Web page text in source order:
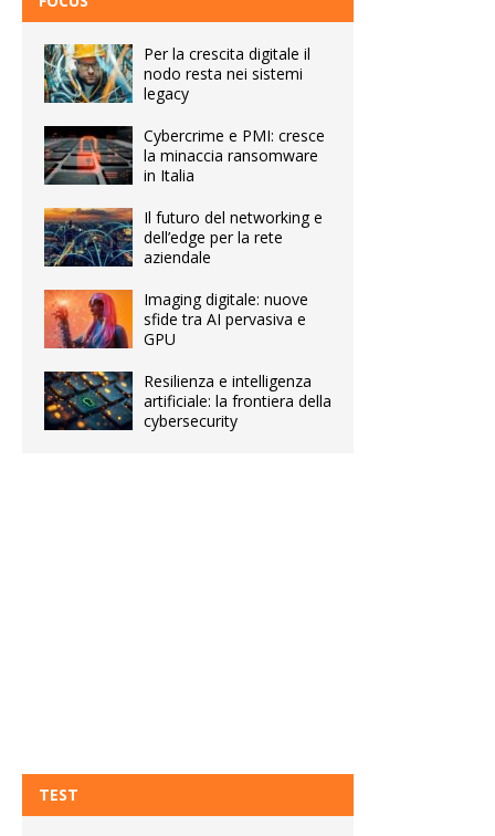
Per la crescita digitale il
nodo resta nei sistemi
legacy
Cybercrime e PMI: cresce
la minaccia ransomware
in Italia
Il futuro del networking e
dell’edge per la rete
aziendale
Imaging digitale: nuove
sfide tra AI pervasiva e
GPU
Resilienza e intelligenza
artificiale: la frontiera della
cybersecurity
TEST